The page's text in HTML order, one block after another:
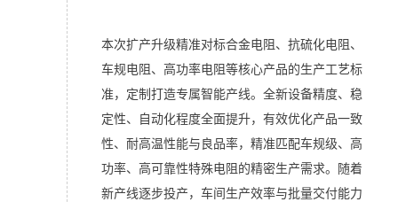
本次扩产升级精准对标合金电阻、抗硫化电阻、
车规电阻、高功率电阻等核心产品的生产工艺标
准，定制打造专属智能产线。全新设备精度、稳
定性、自动化程度全面提升，有效优化产品一致
性、耐高温性能与良品率，精准匹配车规级、高
功率、高可靠性特殊电阻的精密生产需求。随着
新产线逐步投产，车间生产效率与批量交付能力